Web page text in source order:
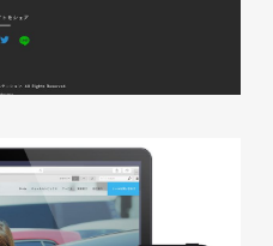
杉野屋様 立春大福チラシ